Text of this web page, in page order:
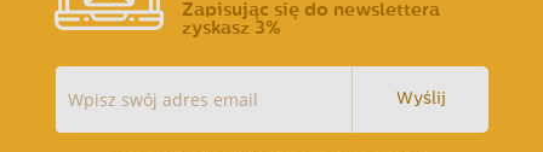
Zapisując się do newslettera
zyskasz 3%
Wyślij